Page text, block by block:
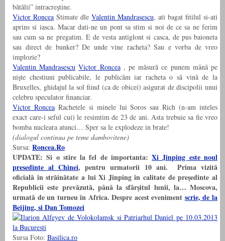
bătălii” intracreştine.
Victor Roncea Stimate dle Valentin Mandrasescu, ati bagat fitilul si-ati
aprins si iasca. Macar dati-ne un pont sa stim si noi de ce sa ne ferim
sau cum sa ne pregatim. E de vesta antiglont si casca, de pus baioneta
sau direct de bunker? De unde vine racheta? Sau e vorba de vreo
implozie?
Valentin Mandrasescu Victor Roncea, pe măsură ce punem mână pe
nişte chestiuni publicabile, le publicăm iar racheta o să vină de la
Bruxelles, ghidajul la sol fiind (ca de obicei) asigurat de discipolii unui
celebru speculator financiar.
Victor RonceaRachetele si minele lui Soros sau Rich (n-am inteles
exact care-i seful cui) le resimtim de 23 de ani. Asta trebuie sa fie vreo
bomba nucleara atunci… Sper sa le explodeze in brate!
(dialogul continua pe teme dambovitene)
Sursa: Roncea.Ro
UPDATE: Si o stire la fel de importanta:Xi Jinping este noul
presedinte al Chinei, pentru urmatorii 10 ani.
Prima vizită
oficială în străinătate a lui Xi Jinping în calitate de preşedinte al
Republicii este prevăzută, până la sfârşitul lunii, la… Moscova,
urmată de un turneu în Africa. Despre acest eveniment scrie, de la
Beijing, si Dan Tomozei
Sursa Foto: Basilica.ro